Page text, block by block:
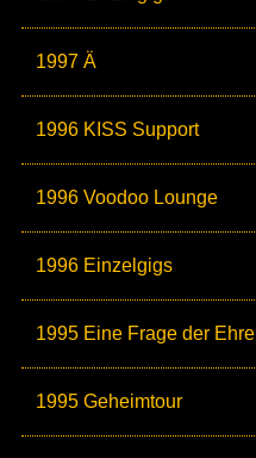
1997 Ä
1996 KISS Support
1996 Voodoo Lounge
1996 Einzelgigs
1995 Eine Frage der Ehre
1995 Geheimtour